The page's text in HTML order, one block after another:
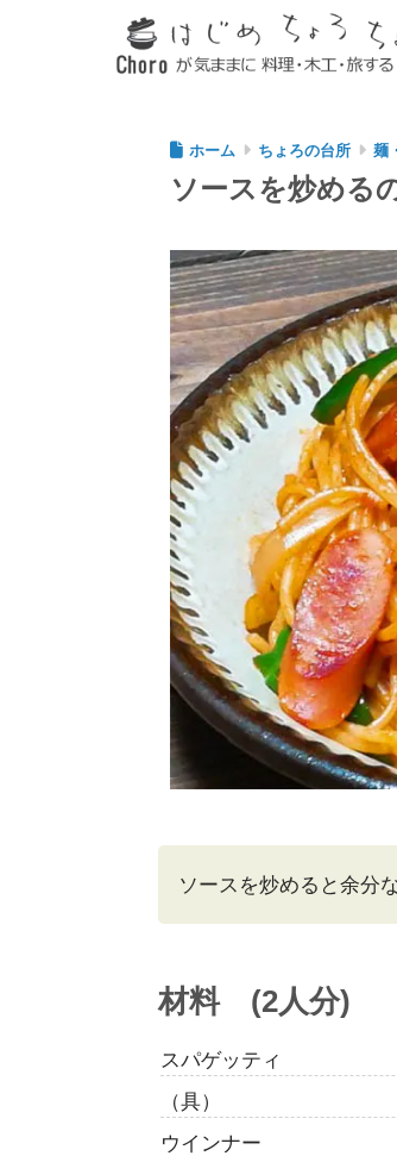
ホーム ちょろの台所 麺
ソースを炒める
ソースを炒めると余分
材料 (2人分)
スパゲッティ
（具）
ウインナー